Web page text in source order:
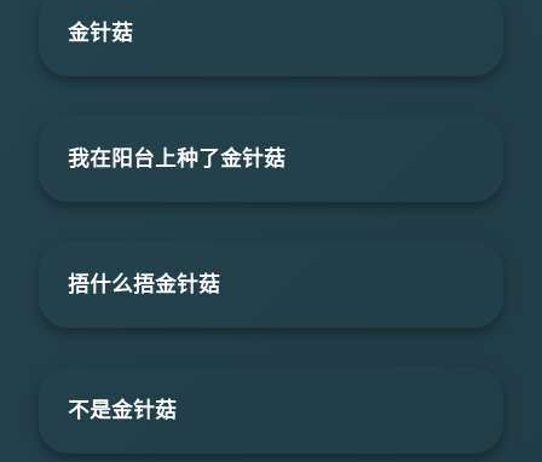
金针菇
我在阳台上种了金针菇
捂什么捂金针菇
不是金针菇